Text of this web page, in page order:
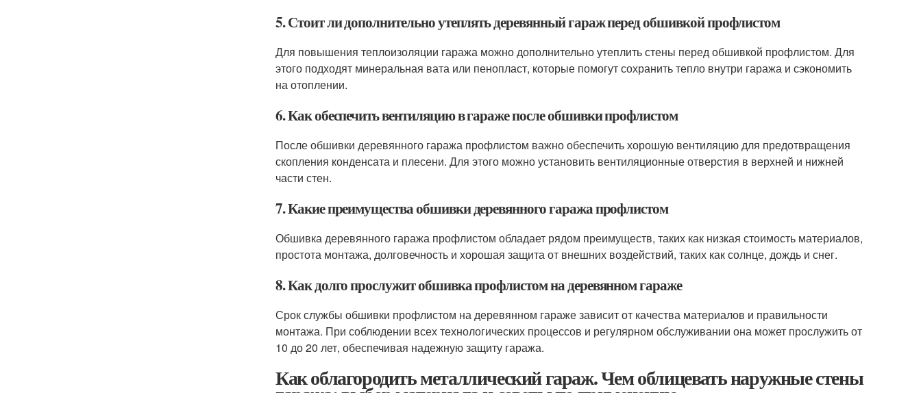
5. Стоит ли дополнительно утеплять деревянный гараж перед обшивкой профлистом
Для повышения теплоизоляции гаража можно дополнительно утеплить стены перед обшивкой профлистом. Для
этого подходят минеральная вата или пенопласт, которые помогут сохранить тепло внутри гаража и сэкономить
на отоплении.
6. Как обеспечить вентиляцию в гараже после обшивки профлистом
После обшивки деревянного гаража профлистом важно обеспечить хорошую вентиляцию для предотвращения
скопления конденсата и плесени. Для этого можно установить вентиляционные отверстия в верхней и нижней
части стен.
7. Какие преимущества обшивки деревянного гаража профлистом
Обшивка деревянного гаража профлистом обладает рядом преимуществ, таких как низкая стоимость материалов,
простота монтажа, долговечность и хорошая защита от внешних воздействий, таких как солнце, дождь и снег.
8. Как долго прослужит обшивка профлистом на деревянном гараже
Срок службы обшивки профлистом на деревянном гараже зависит от качества материалов и правильности
монтажа. При соблюдении всех технологических процессов и регулярном обслуживании она может прослужить от
10 до 20 лет, обеспечивая надежную защиту гаража.
Как облагородить металлический гараж. Чем облицевать наружные стены